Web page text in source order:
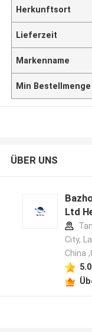
Herkunftsort
Lieferzeit
Markenname
Min Bestellmenge
ÜBER UNS
Ltd
City,
China
5.0